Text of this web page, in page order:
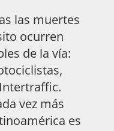
las muertes
ocurren
de la vía:
vez más
es